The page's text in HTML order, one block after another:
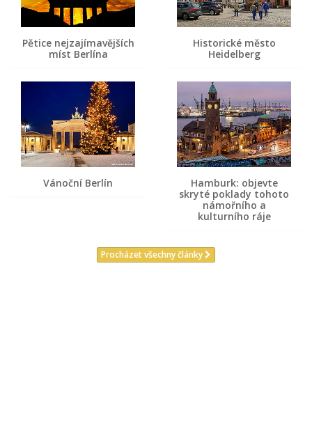
Pětice nejzajímavějších
míst Berlína
Historické město
Heidelberg
Vánoční Berlín
Hamburk: objevte
skryté poklady tohoto
námořního a
kulturního ráje
Procházet všechny články